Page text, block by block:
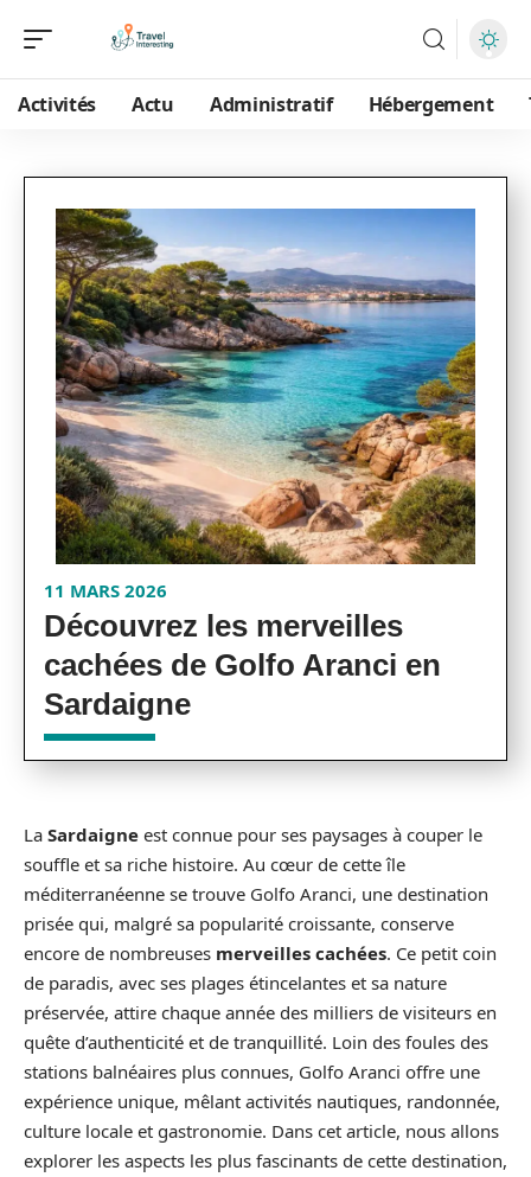
Activités Actu Administratif Hébergement
11 MARS 2026
Découvrez les merveilles
cachées de Golfo Aranci en
Sardaigne
La Sardaigne est connue pour ses paysages à couper le
souffle et sa riche histoire. Au cœur de cette île
méditerranéenne se trouve Golfo Aranci, une destination
prisée qui, malgré sa popularité croissante, conserve
encore de nombreuses merveilles cachées. Ce petit coin
de paradis, avec ses plages étincelantes et sa nature
préservée, attire chaque année des milliers de visiteurs en
quête d’authenticité et de tranquillité. Loin des foules des
stations balnéaires plus connues, Golfo Aranci offre une
expérience unique, mêlant activités nautiques, randonnée,
culture locale et gastronomie. Dans cet article, nous allons
explorer les aspects les plus fascinants de cette destination,